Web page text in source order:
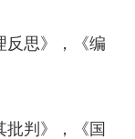
反思》，《编
批判》，《国